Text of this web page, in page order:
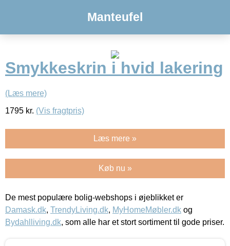
Manteufel
Smykkeskrin i hvid lakering
(Læs mere)
1795 kr. (Vis fragtpris)
Læs mere »
Køb nu »
De mest populære bolig-webshops i øjeblikket er
Damask.dk, TrendyLiving.dk, MyHomeMøbler.dk og
Bydahlliving.dk, som alle har et stort sortiment til gode priser.